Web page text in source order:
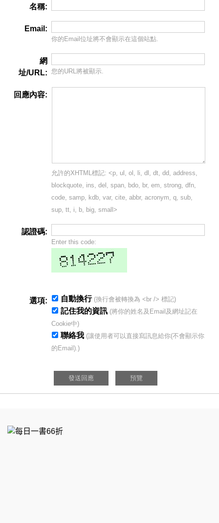
名稱:
Email:
你的Email位址將不會顯示在這個站點.
網
址/URL: 您的URL將被顯示.
回應內容:
允許的XHTML標記: <p, ul, ol, li, dl, dt, dd, address,
blockquote, ins, del, span, bdo, br, em, strong, dfn,
code, samp, kdb, var, cite, abbr, acronym, q, sub,
sup, tt, i, b, big, small>
認證碼:
Enter this code:
選項: 自動換行 (換行會被轉換為 <br /> 標記)
記住我的資訊 (將你的姓名及Email及網址記在
Cookie中)
聯絡我 (讓使用者可以直接寫訊息給你(不會顯示你
的Email).)